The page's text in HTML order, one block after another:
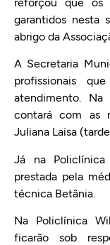
garantidos nesta
abrigo da
A Secretaria
profissionais
atendimento.
contará com as
Juliana Laisa
Já na Policlínica
prestada pela
técnica Betânia.
Na Policlínica
ficarão sob